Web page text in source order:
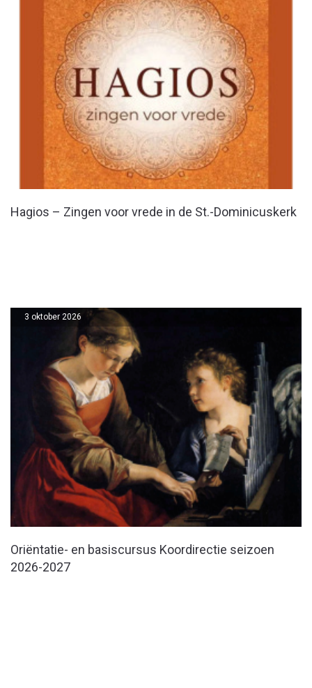
Hagios – Zingen voor vrede in de St.-Dominicuskerk
Oriëntatie- en basiscursus Koordirectie seizoen
2026-2027
3 oktober 2026